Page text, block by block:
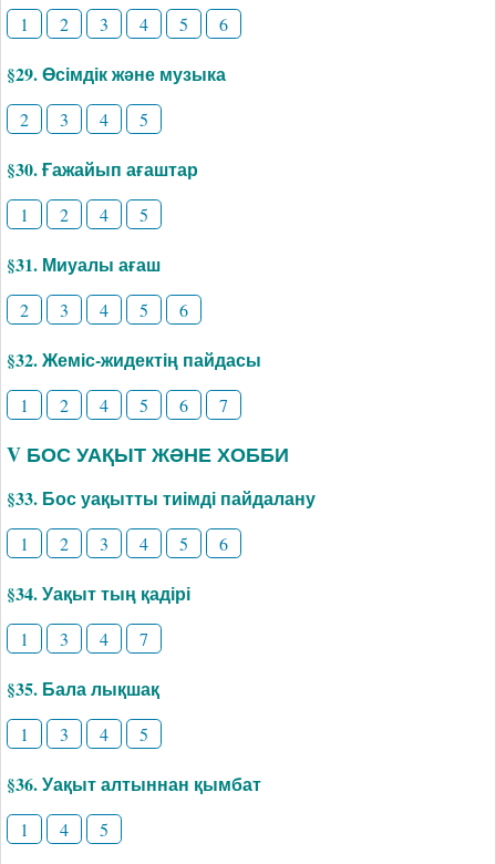
1 2 3 4 5 6
§29. Өсімдік және музыка
2 3 4 5
§30. Ғажайып ағаштар
1 2 4 5
§31. Миуалы ағаш
2 3 4 5 6
§32. Жеміс-жидектің пайдасы
1 2 4 5 6 7
V БОС УАҚЫТ ЖӘНЕ ХОББИ
§33. Бос уақытты тиімді пайдалану
1 2 3 4 5 6
§34. Уақыт тың қадірі
1 3 4 7
§35. Бала лықшақ
1 3 4 5
§36. Уақыт алтыннан қымбат
1 4 5